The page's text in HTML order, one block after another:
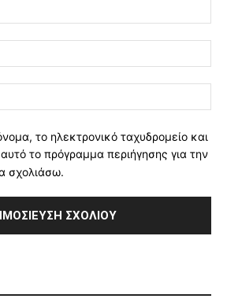
το ηλεκτρονικό ταχυδρομείο και
το πρόγραμμα περιήγησης για την
σχολιάσω.